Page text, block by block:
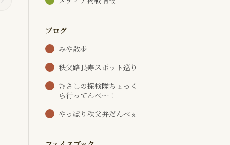
ブログ
みや散歩
秩父路長寿スポット巡り
むさしの探検隊ちょっく
ら行ってんべ～！
やっぱり秩父弁だんべぇ